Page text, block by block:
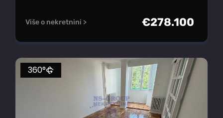
Više o nekretnini > €278.100
360°